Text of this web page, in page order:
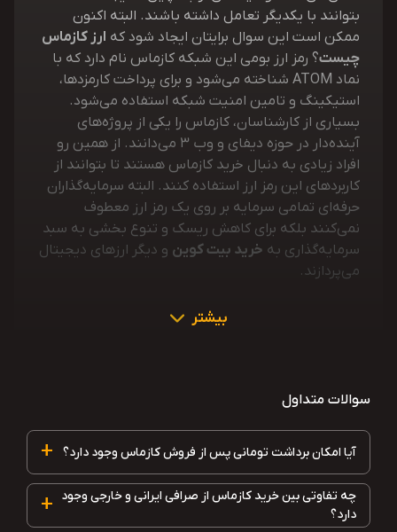
بتوانند با یکدیگر تعامل داشته باشند. البته اکنون
ممکن است این سوال برایتان ایجاد شود که ارز کازماس
چیست؟ رمز ارز بومی این شبکه کازماس نام دارد که با
نماد ATOM شناخته می‌شود و برای پرداخت کارمزدها،
استیکینگ و تامین امنیت شبکه استفاده می‌شود.
بسیاری از کارشناسان، کازماس را یکی از پروژه‌های
آینده‌دار در حوزه دیفای و وب 3 می‌دانند. از همین رو
افراد زیادی به دنبال خرید کازماس هستند تا بتوانند از
کاربردهای این رمز ارز استفاده کنند. البته سرمایه‌گذاران
حرفه‌ای تمامی سرمایه بر روی یک رمز ارز معطوف
نمی‌کنند بلکه برای کاهش ریسک و تنوع بخشی به سبد
سرمایه‌گذاری به خرید بیت کوین و دیگر ارزهای دیجیتال
می‌پردازند.
بیشتر
سوالات متداول
آیا امکان برداشت تومانی پس از فروش کازماس وجود دارد؟ +
چه تفاوتی بین خرید کازماس از صرافی ایرانی و خارجی وجود
دارد؟
+